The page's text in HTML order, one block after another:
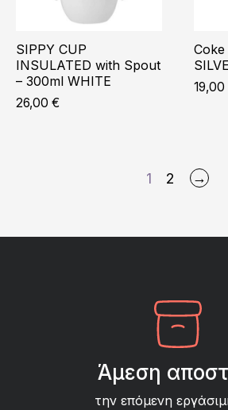
SIPPY CUP
INSULATED with Spout
– 300ml WHITE
26,00 €
Coke
19,00
1 2 →
Άμεση
την επόμενη